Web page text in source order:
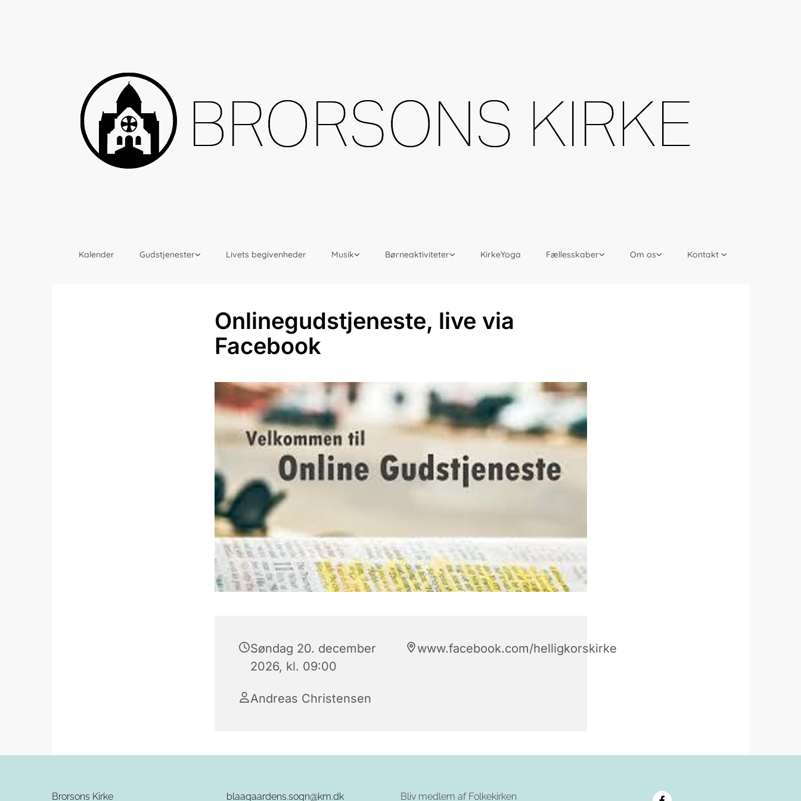
Kalender Gudstjenester Livets begivenheder Musik Børneaktiviteter KirkeYoga Fællesskaber Om os Kontakt
Onlinegudstjeneste, live via
Facebook
Søndag 20. december
2026, kl. 09:00
www.facebook.com/helligkorskirke
Andreas Christensen
Brorsons Kirke blaagaardens.sogn@km.dk Bliv medlem af Folkekirken